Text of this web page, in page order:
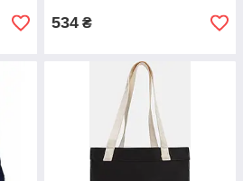
534 ₴